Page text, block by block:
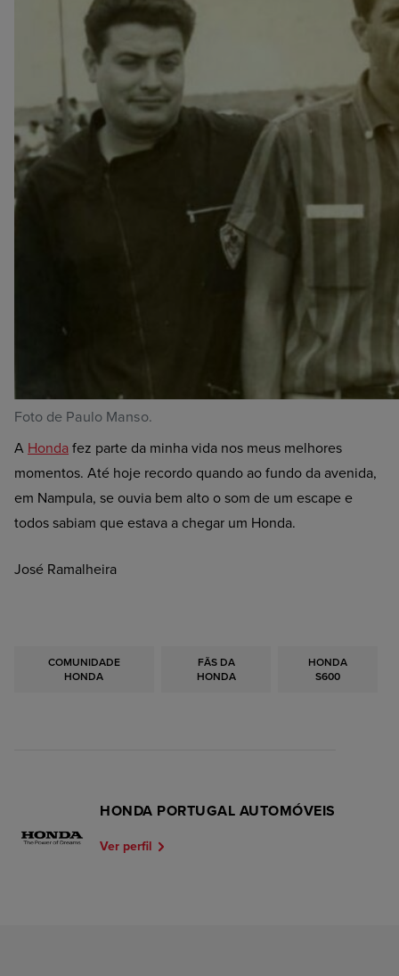
Foto de Paulo Manso.
A Honda fez parte da minha vida nos meus melhores
momentos. Até hoje recordo quando ao fundo da avenida,
em Nampula, se ouvia bem alto o som de um escape e
todos sabiam que estava a chegar um Honda.
José Ramalheira
COMUNIDADE
HONDA
FÃS DA
HONDA
HONDA
S600
HONDA PORTUGAL AUTOMÓVEIS
Ver perfil